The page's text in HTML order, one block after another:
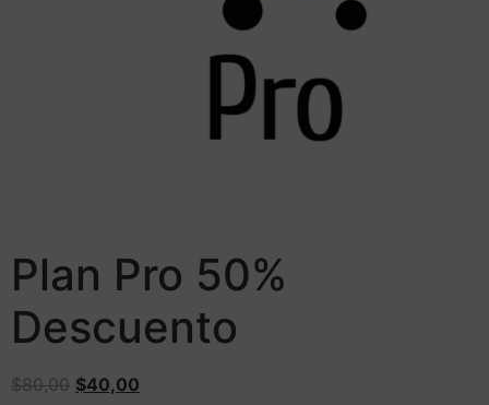
Plan Pro 50%
Descuento
$80,00 $40,00